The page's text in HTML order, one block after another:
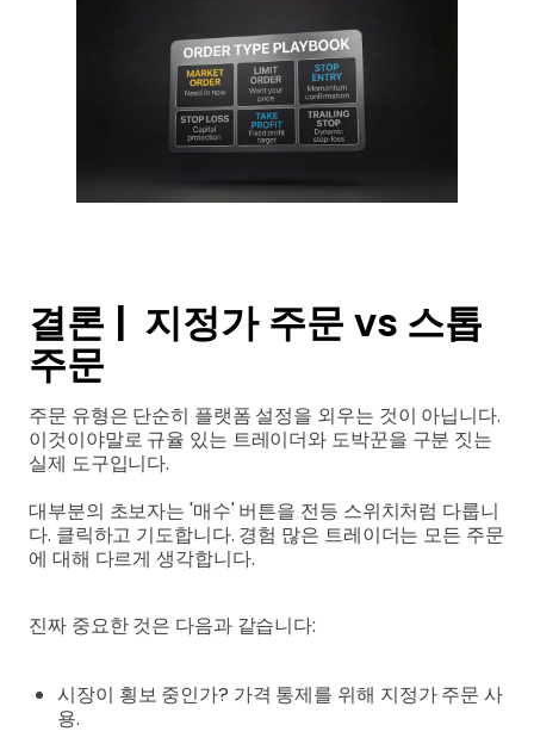
결론 | 지정가 주문 vs 스톱
주문
주문 유형은 단순히 플랫폼 설정을 외우는 것이 아닙니다.
이것이야말로 규율 있는 트레이더와 도박꾼을 구분 짓는
실제 도구입니다.
대부분의 초보자는 '매수' 버튼을 전등 스위치처럼 다룹니
다. 클릭하고 기도합니다. 경험 많은 트레이더는 모든 주문
에 대해 다르게 생각합니다.
진짜 중요한 것은 다음과 같습니다:
시장이 횡보 중인가? 가격 통제를 위해 지정가 주문 사
용.